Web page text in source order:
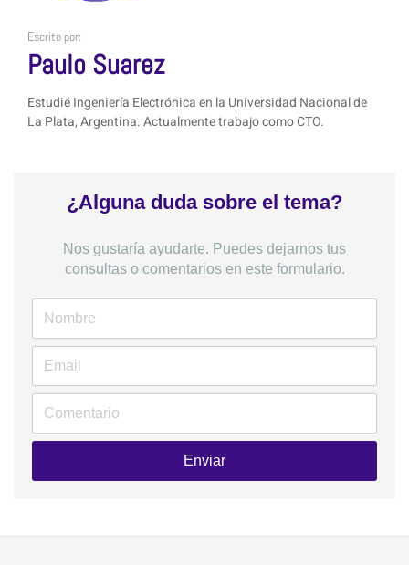
Escrito por:
Paulo Suarez
Estudié Ingeniería Electrónica en la Universidad Nacional de
La Plata, Argentina. Actualmente trabajo como CTO.
¿Alguna duda sobre el tema?
Nos gustaría ayudarte. Puedes dejarnos tus
consultas o comentarios en este formulario.
Enviar